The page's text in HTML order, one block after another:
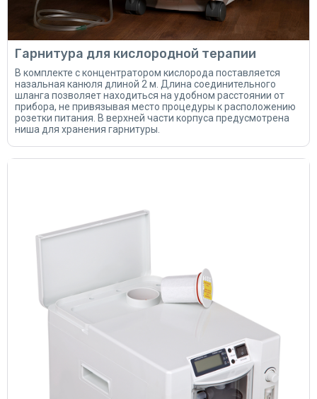
Гарнитура для кислородной терапии
В комплекте с концентратором кислорода поставляется
назальная канюля длиной 2 м. Длина соединительного
шланга позволяет находиться на удобном расстоянии от
прибора, не привязывая место процедуры к расположению
розетки питания. В верхней части корпуса предусмотрена
ниша для хранения гарнитуры.